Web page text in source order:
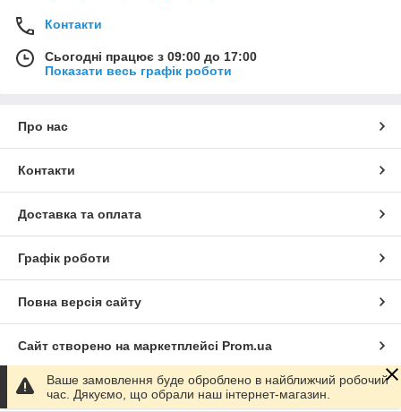
Контакти
Сьогодні працює з 09:00 до 17:00
Показати весь графік роботи
Про нас
Контакти
Доставка та оплата
Графік роботи
Повна версія сайту
Сайт створено на маркетплейсі Prom.ua
Політика конфіденційності
Ваше замовлення буде оброблено в найближчий робочий
час. Дякуємо, що обрали наш інтернет-магазин.